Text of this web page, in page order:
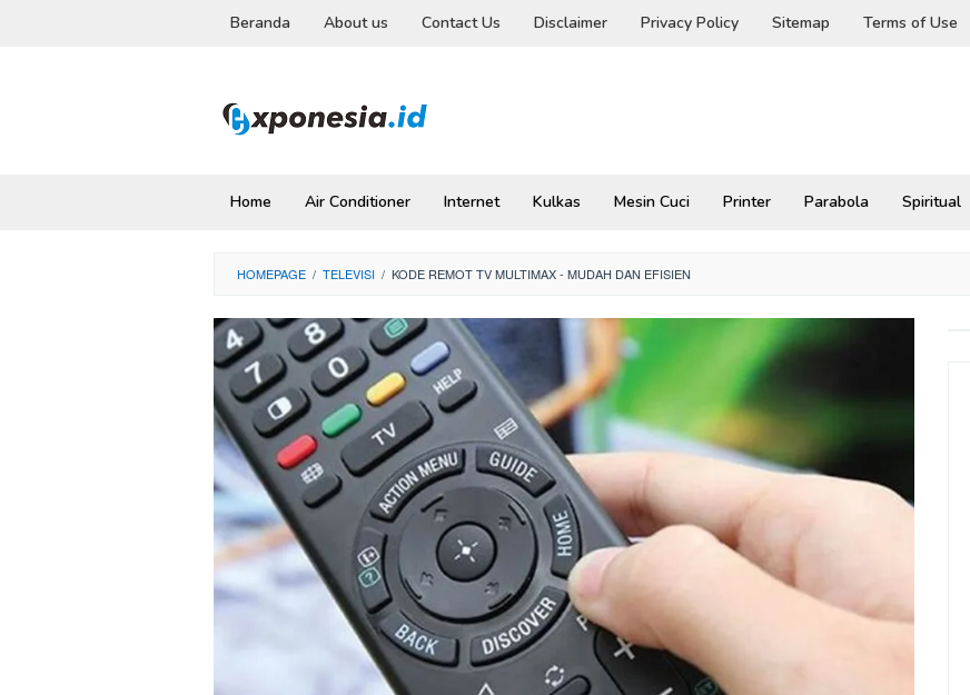
Beranda About us Contact Us Disclaimer Privacy Policy Sitemap Terms of Use
Home Air Conditioner Internet Kulkas Mesin Cuci Printer Parabola Spiritual
HOMEPAGE / TELEVISI / KODE REMOT TV MULTIMAX - MUDAH DAN EFISIEN